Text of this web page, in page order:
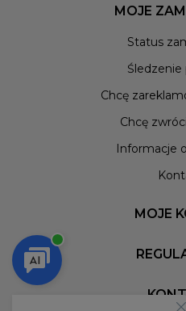
MOJE
Status
Śledzenie
Chcę
Chcę
Informacje
MOJE